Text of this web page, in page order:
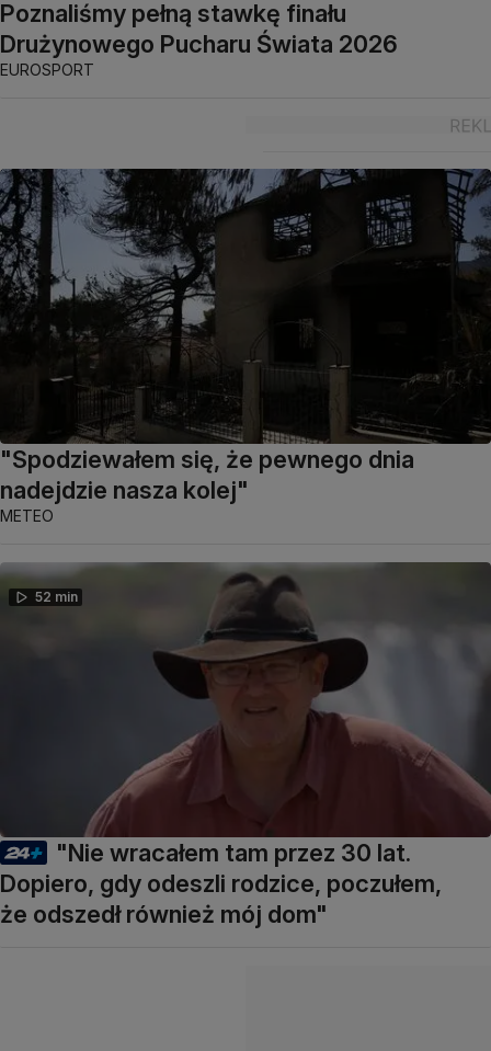
Poznaliśmy pełną stawkę finału
Drużynowego Pucharu Świata 2026
EUROSPORT
"Spodziewałem się, że pewnego dnia
nadejdzie nasza kolej"
METEO
52 min
"Nie wracałem tam przez 30 lat.
Dopiero, gdy odeszli rodzice, poczułem,
że odszedł również mój dom"